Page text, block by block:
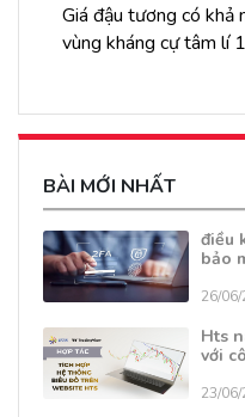
Giá đậu tương có khả
vùng kháng cự tâm lí
BÀI MỚI NHẤT
điều
bảo
26/
Hts
với
23/